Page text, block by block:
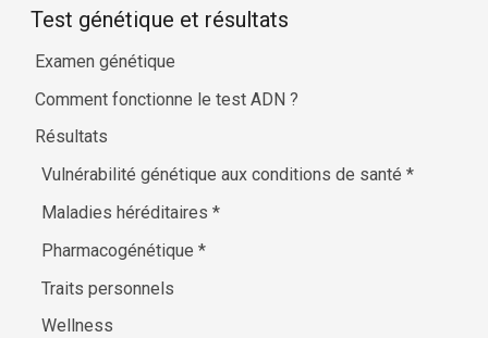
Test génétique et résultats
Examen génétique
Comment fonctionne le test ADN ?
Résultats
Vulnérabilité génétique aux conditions de santé*
Maladies héréditaires*
Pharmacogénétique*
Traits personnels
Wellness